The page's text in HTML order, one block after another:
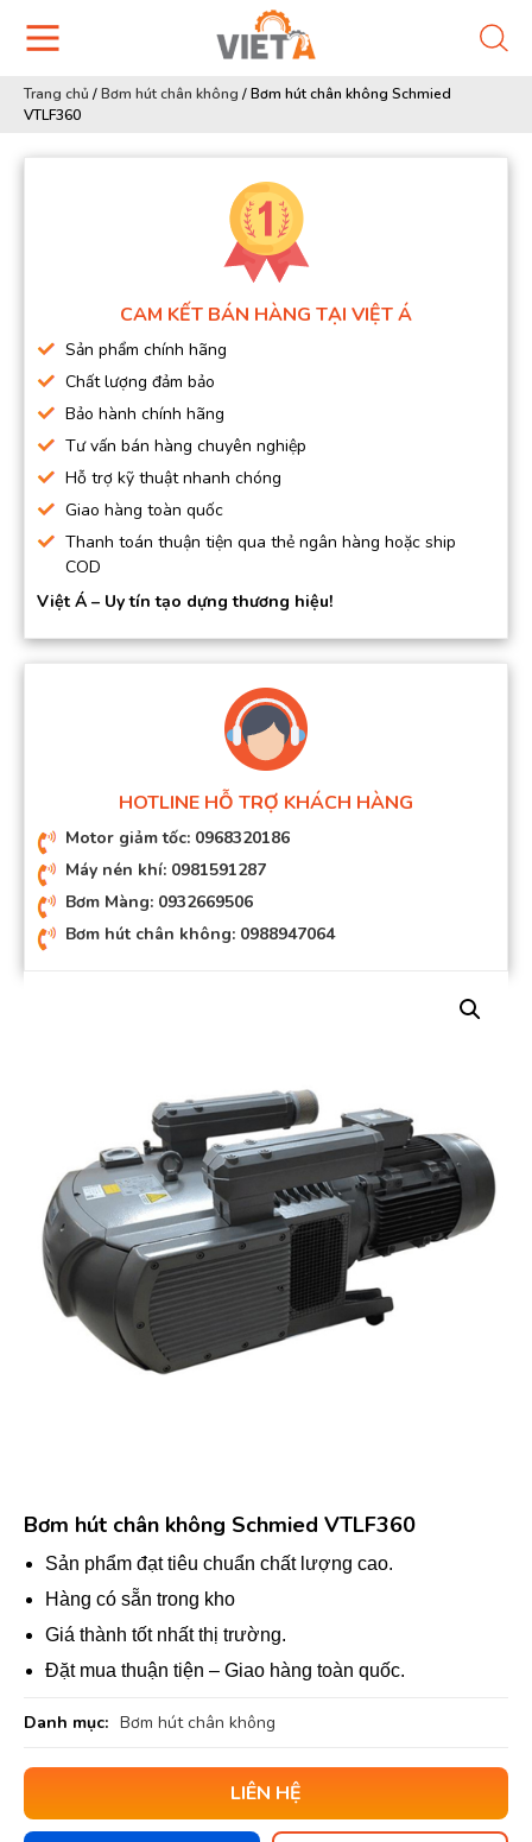
Trang chủ /Bơm hút chân không /Bơm hút chân không Schmied
VTLF360
CAM KẾT BÁN HÀNG TẠI VIỆT Á
Sản phẩm chính hãng
Chất lượng đảm bảo
Bảo hành chính hãng
Tư vấn bán hàng chuyên nghiệp
Hỗ trợ kỹ thuật nhanh chóng
Giao hàng toàn quốc
Thanh toán thuận tiện qua thẻ ngân hàng hoặc ship
COD
Việt Á – Uy tín tạo dựng thương hiệu!
HOTLINE HỖ TRỢ KHÁCH HÀNG
Motor giảm tốc: 0968320186
Máy nén khí: 0981591287
Bơm Màng: 0932669506
Bơm hút chân không: 0988947064
Bơm hút chân không Schmied VTLF360
Sản phẩm đạt tiêu chuẩn chất lượng cao.
Hàng có sẵn trong kho
Giá thành tốt nhất thị trường.
Đặt mua thuận tiện – Giao hàng toàn quốc.
Danh mục: Bơm hút chân không
LIÊN HỆ